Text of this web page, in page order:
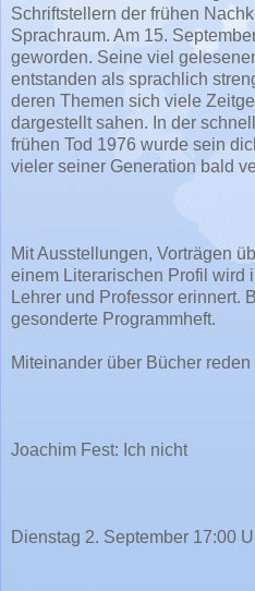
Schriftstellern der frühen
Sprachraum. Am 15.
geworden. Seine viel
entstanden als sprachlich
deren Themen sich viele
dargestellt sahen. In der
frühen Tod 1976 wurde sein
vieler seiner Generation bald
Mit Ausstellungen, Vorträgen
einem Literarischen Profil wird
Lehrer und Professor erinnert.
gesonderte Programmheft.
Miteinander über Bücher reden
Joachim Fest: Ich nicht
Dienstag 2. September 17:00